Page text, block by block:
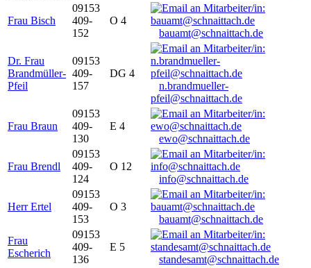
Frau Bisch
09153
409-
152
O 4
bauamt@schnaittach.de
Dr. Frau
Brandmüller-
Pfeil
09153
409-
157
DG 4
n.brandmueller-
pfeil@schnaittach.de
Frau Braun
09153
409-
130
E 4
ewo@schnaittach.de
Frau Brendl
09153
409-
124
O 12
info@schnaittach.de
Herr Ertel
09153
409-
153
O 3
bauamt@schnaittach.de
Frau
Escherich
09153
409-
136
E 5
standesamt@schnaittach.de